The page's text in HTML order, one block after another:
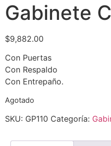
Gabinete
$9,882.00
Con Puertas
Con Respaldo
Con Entrepaño.
Agotado
SKU: GP110 Categoría: